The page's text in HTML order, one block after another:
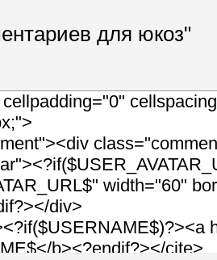
для юкоз"
width="60"
div>
b><?endif?></cite>